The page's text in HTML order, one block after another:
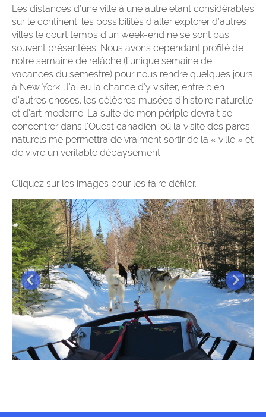
Les distances d’une ville à une autre étant considérables
sur le continent, les possibilités d’aller explorer d’autres
villes le court temps d’un week-end ne se sont pas
souvent présentées. Nous avons cependant profité de
notre semaine de relâche (l’unique semaine de
vacances du semestre) pour nous rendre quelques jours
à New York. J’ai eu la chance d’y visiter, entre bien
d’autres choses, les célèbres musées d’histoire naturelle
et d’art moderne. La suite de mon périple devrait se
concentrer dans l’Ouest canadien, où la visite des parcs
naturels me permettra de vraiment sortir de la « ville » et
de vivre un véritable dépaysement.
Cliquez sur les images pour les faire défiler.